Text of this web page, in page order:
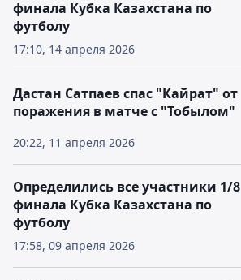
17:10, 14 апреля 2026
финала Кубка Казахстана по
футболу
20:22, 11 апреля 2026
Дастан Сатпаев спас "Кайрат" от
поражения в матче с "Тобылом"
17:58, 09 апреля 2026
Определились все участники 1/8
финала Кубка Казахстана по
футболу